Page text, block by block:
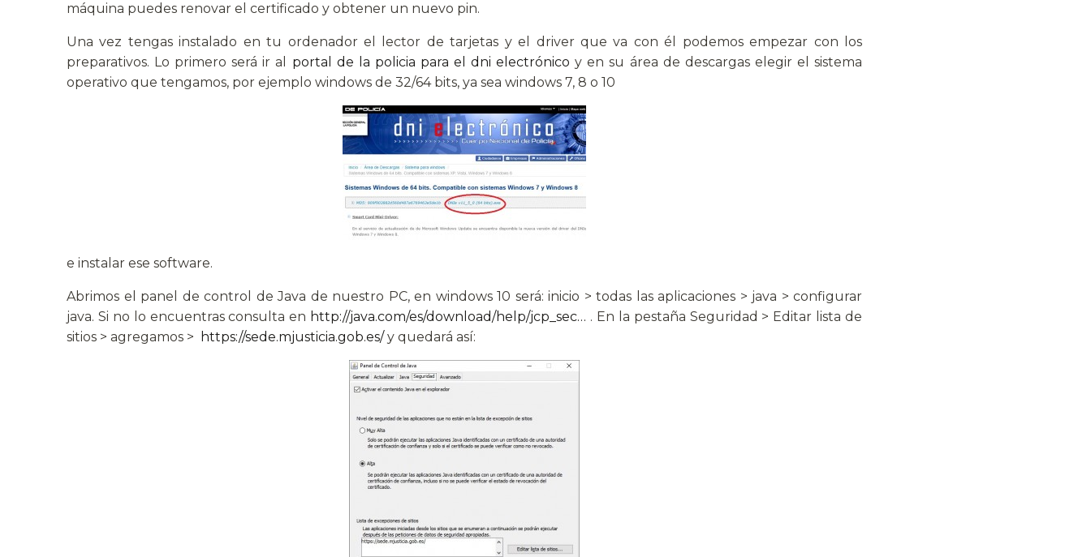
máquina puedes renovar el certificado y obtener un nuevo pin.
Una vez tengas instalado en tu ordenador el lector de tarjetas y el driver que va con él podemos empezar con los
preparativos. Lo primero será ir al portal de la policia para el dni electrónico y en su área de descargas elegir el sistema
operativo que tengamos, por ejemplo windows de 32/64 bits, ya sea windows 7, 8 o 10
e instalar ese software.
Abrimos el panel de control de Java de nuestro PC, en windows 10 será: inicio > todas las aplicaciones > java > configurar
java. Si no lo encuentras consulta en http://java.com/es/download/help/jcp_sec… . En la pestaña Seguridad > Editar lista de
sitios > agregamos >
https://sede.mjusticia.gob.es/y quedará así: